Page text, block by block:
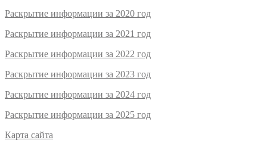
Раскрытие информации за 2020 год
Раскрытие информации за 2021 год
Раскрытие информации за 2022 год
Раскрытие информации за 2023 год
Раскрытие информации за 2024 год
Раскрытие информации за 2025 год
Карта сайта